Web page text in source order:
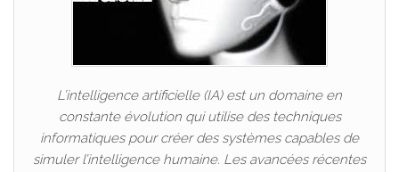
L’intelligence artificielle (IA) est un domaine en
constante évolution qui utilise des techniques
informatiques pour créer des systèmes capables de
simuler l’intelligence humaine. Les avancées récentes